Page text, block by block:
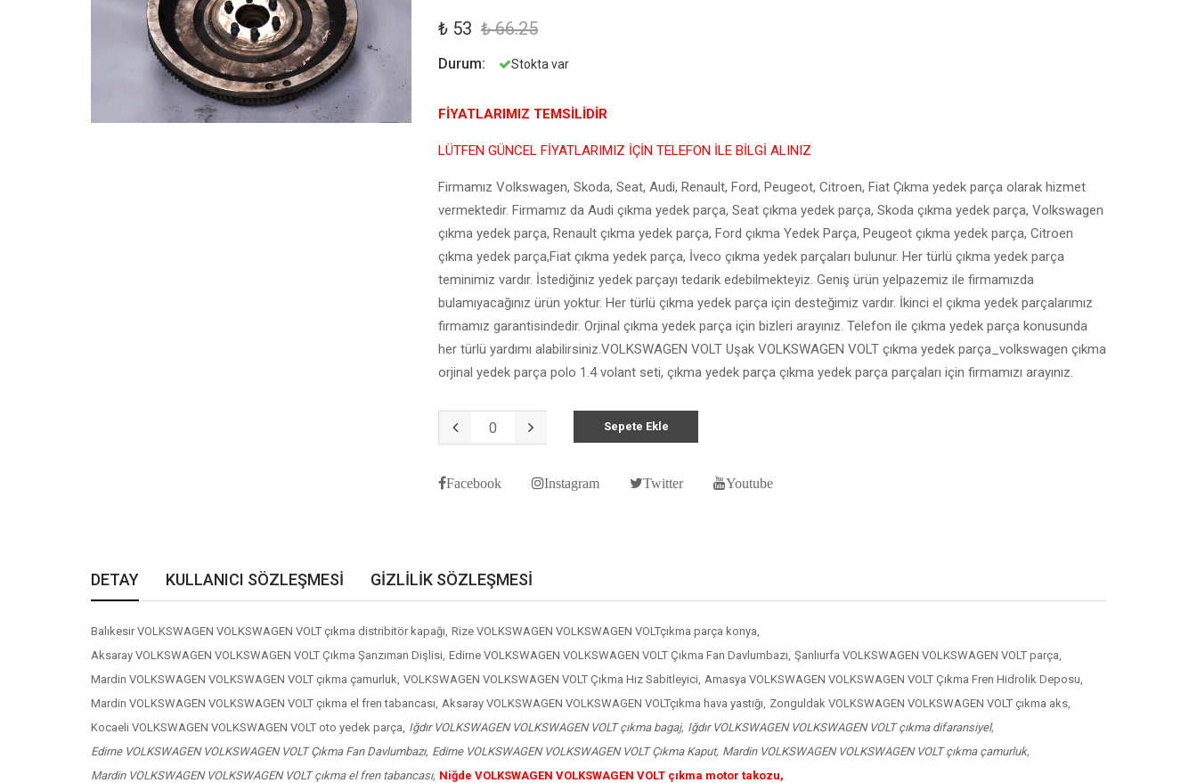
₺ 53 ₺ 66.25
Durum: Stokta var
FİYATLARIMIZ TEMSİLİDİR
LÜTFEN GÜNCEL FİYATLARIMIZ İÇİN TELEFON İLE BİLGİ ALINIZ
Firmamız Volkswagen, Skoda, Seat, Audi, Renault, Ford, Peugeot, Citroen, Fiat Çıkma yedek parça olarak hizmet
vermektedir. Firmamız da Audi çıkma yedek parça, Seat çıkma yedek parça, Skoda çıkma yedek parça, Volkswagen
çıkma yedek parça, Renault çıkma yedek parça, Ford çıkma Yedek Parça, Peugeot çıkma yedek parça, Citroen
çıkma yedek parça,Fiat çıkma yedek parça, İveco çıkma yedek parçaları bulunur. Her türlü çıkma yedek parça
teminimiz vardır. İstediğiniz yedek parçayı tedarik edebilmekteyiz. Geniş ürün yelpazemiz ile firmamızda
bulamıyacağınız ürün yoktur. Her türlü çıkma yedek parça için desteğimiz vardır. İkinci el çıkma yedek parçalarımız
firmamız garantisindedir. Orjinal çıkma yedek parça için bizleri arayınız. Telefon ile çıkma yedek parça konusunda
her türlü yardımı alabilirsiniz.VOLKSWAGEN VOLT Uşak VOLKSWAGEN VOLT çıkma yedek parça_volkswagen çıkma
orjinal yedek parça polo 1.4 volant seti, çıkma yedek parça çıkma yedek parça parçaları için firmamızı arayınız.
Sepete Ekle
Facebook Instagram Twitter Youtube
DETAY KULLANICI SÖZLEŞMESİ GİZLİLİK SÖZLEŞMESİ
Balıkesir VOLKSWAGEN VOLKSWAGEN VOLT çıkma distribitör kapağı, Rize VOLKSWAGEN VOLKSWAGEN VOLTçıkma parça konya,
Aksaray VOLKSWAGEN VOLKSWAGEN VOLT Çıkma Şanzıman Dişlisi, Edirne VOLKSWAGEN VOLKSWAGEN VOLT Çıkma Fan Davlumbazı, Şanlıurfa VOLKSWAGEN VOLKSWAGEN VOLT parça,
Mardin VOLKSWAGEN VOLKSWAGEN VOLT çıkma çamurluk, VOLKSWAGEN VOLKSWAGEN VOLT Çıkma Hız Sabitleyici, Amasya VOLKSWAGEN VOLKSWAGEN VOLT Çıkma Fren Hidrolik Deposu,
Mardin VOLKSWAGEN VOLKSWAGEN VOLT çıkma el fren tabancası, Aksaray VOLKSWAGEN VOLKSWAGEN VOLTçıkma hava yastığı, Zonguldak VOLKSWAGEN VOLKSWAGEN VOLT çıkma aks,
Kocaeli VOLKSWAGEN VOLKSWAGEN VOLT oto yedek parça, Iğdır VOLKSWAGEN VOLKSWAGEN VOLT çıkma bagaj, Iğdır VOLKSWAGEN VOLKSWAGEN VOLT çıkma difaransiyel,
Edirne VOLKSWAGEN VOLKSWAGEN VOLT Çıkma Fan Davlumbazı, Edirne VOLKSWAGEN VOLKSWAGEN VOLT Çıkma Kaput, Mardin VOLKSWAGEN VOLKSWAGEN VOLT çıkma çamurluk,
Mardin VOLKSWAGEN VOLKSWAGEN VOLT çıkma el fren tabancası, Niğde VOLKSWAGEN VOLKSWAGEN VOLT çıkma motor takozu,